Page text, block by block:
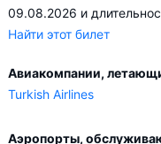
09.08.2026 и
Найти этот билет
Авиакомпании,
Turkish Airlines
Аэропорты,